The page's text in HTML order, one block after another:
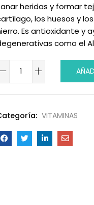
heridas y formar
los huesos y
Es antioxidante y
como el
VITAMINAS